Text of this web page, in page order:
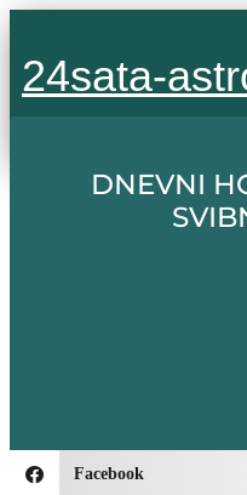
sadržaj
24sata-
DNEVNI
Facebook